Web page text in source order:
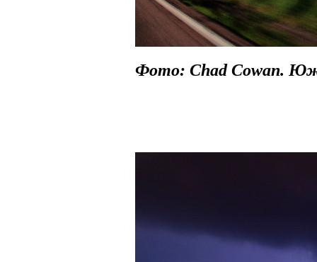
Фото: Chad Cowan.